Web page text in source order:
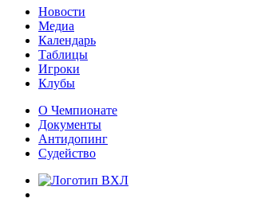
Новости
Медиа
Календарь
Таблицы
Игроки
Клубы
О Чемпионате
Документы
Антидопинг
Судейство